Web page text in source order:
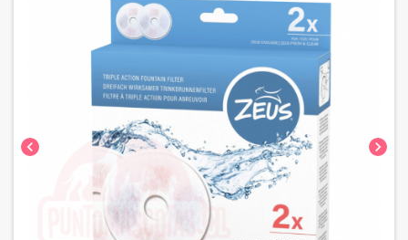
chevron_left chevron_right